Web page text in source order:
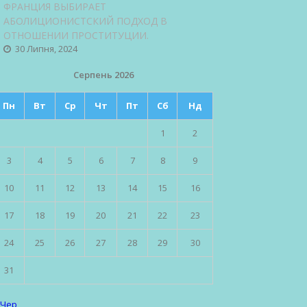
ФРАНЦИЯ ВЫБИРАЕТ
АБОЛИЦИОНИСТСКИЙ ПОДХОД В
ОТНОШЕНИИ ПРОСТИТУЦИИ.
30 Липня, 2024
Серпень 2026
Пн Вт Ср Чт Пт Сб Нд
1 2
3 4 5 6 7 8 9
10 11 12 13 14 15 16
17 18 19 20 21 22 23
24 25 26 27 28 29 30
31